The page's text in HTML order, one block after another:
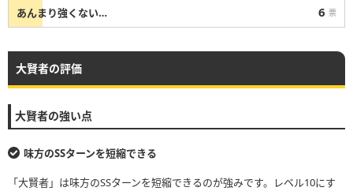
あんまり強くない… 6 票
大賢者の評価
大賢者の強い点
味方のSSターンを短縮できる
「大賢者」は味方のSSターンを短縮できるのが強みです。レベル10にす